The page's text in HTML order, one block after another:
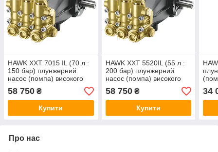
HAWK XXT 7015 IL (70 л :
150 бар) плунжерний
насос (помпа) високого
тиску
58 750 ₴
Купити
HAWK XXT 5520IL (55 л :
200 бар) плунжерний
насос (помпа) високого
тиску
58 750₴
Купити
34
Про нас